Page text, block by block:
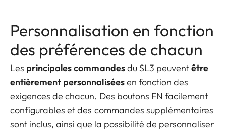
Personnalisation en fonction
des préférences de chacun
Les principales commandesdu SL3 peuventêtre
entièrement personnaliséesen fonction des
exigences de chacun. Des boutons FN facilement
configurables et des commandes supplémentaires
sont inclus, ainsi que la possibilité de personnaliser